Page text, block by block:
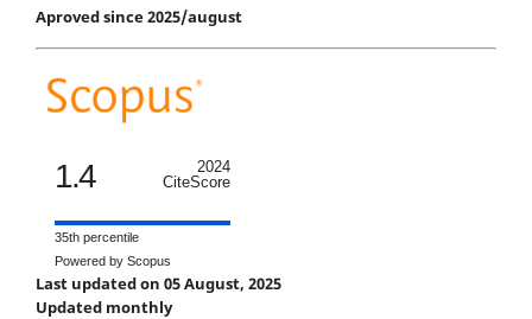
Aproved since 2025/august
1.4
2024
CiteScore
35th percentile
Powered by Scopus
Last updated on 05 August, 2025
Updated monthly